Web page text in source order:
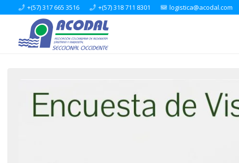
+(57) 317 665 3516 +(57) 318 711 8301 logistica@acodal.com